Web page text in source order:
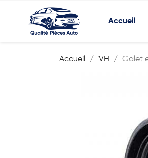
Accueil
Accueil VH Galet